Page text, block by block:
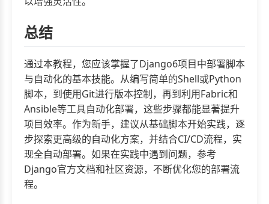
总结
通过本教程，您应该掌握了Django6项目中部署脚本
与自动化的基本技能。从编写简单的Shell或Python
脚本，到使用Git进行版本控制，再到利用Fabric和
Ansible等工具自动化部署，这些步骤都能显著提升
项目效率。作为新手，建议从基础脚本开始实践，逐
步探索更高级的自动化方案，并结合CI/CD流程，实
现全自动部署。如果在实践中遇到问题，参考
Django官方文档和社区资源，不断优化您的部署流
程。